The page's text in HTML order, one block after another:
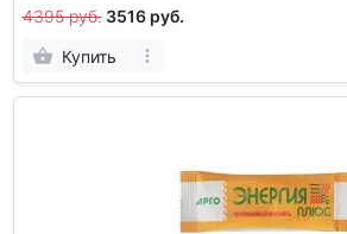
4395 руб. 3516 руб.
Купить